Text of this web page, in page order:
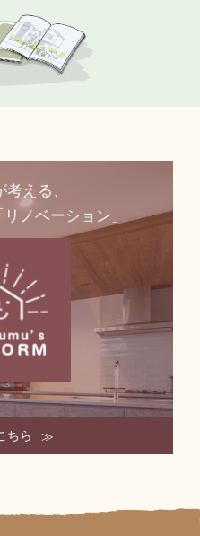
える、
ノベーション」
ちら